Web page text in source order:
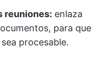
reuniones: enlaza
para que
procesable.